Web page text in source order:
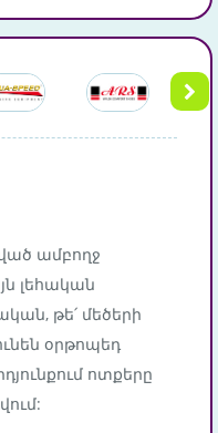
ամբողջ
լեհական
թե՛ մեծերի
օրթոպեդ
ոտքերը